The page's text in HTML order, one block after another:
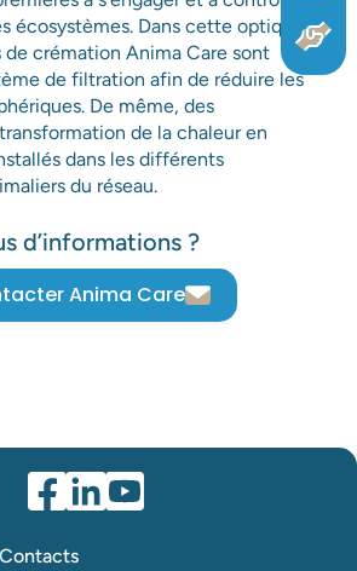
écosystèmes. Dans cette optique,
de crémation Anima Care sont
de filtration afin de réduire les
De même, des
de la chaleur en
dans les différents
du réseau.
d’informations ?
Anima Care
Contacts